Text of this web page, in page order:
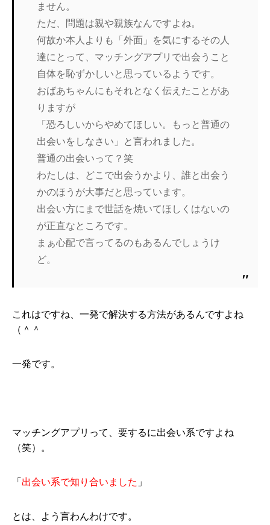
ません。
ただ、問題は親や親族なんですよね。
何故か本人よりも「外面」を気にするその人
達にとって、マッチングアプリで出会うこと
自体を恥ずかしいと思っているようです。
おばあちゃんにもそれとなく伝えたことがあ
りますが
「恐ろしいからやめてほしい。もっと普通の
出会いをしなさい」と言われました。
普通の出会いって？笑
わたしは、どこで出会うかより、誰と出会う
かのほうが大事だと思っています。
出会い方にまで世話を焼いてほしくはないの
が正直なところです。
まぁ心配で言ってるのもあるんでしょうけ
ど。
これはですね、一発で解決する方法があるんですよね
（＾＾
一発です。
マッチングアプリって、要するに出会い系ですよね
（笑）。
「 出会い系で知り合いました 」
とは、よう言わんわけです。